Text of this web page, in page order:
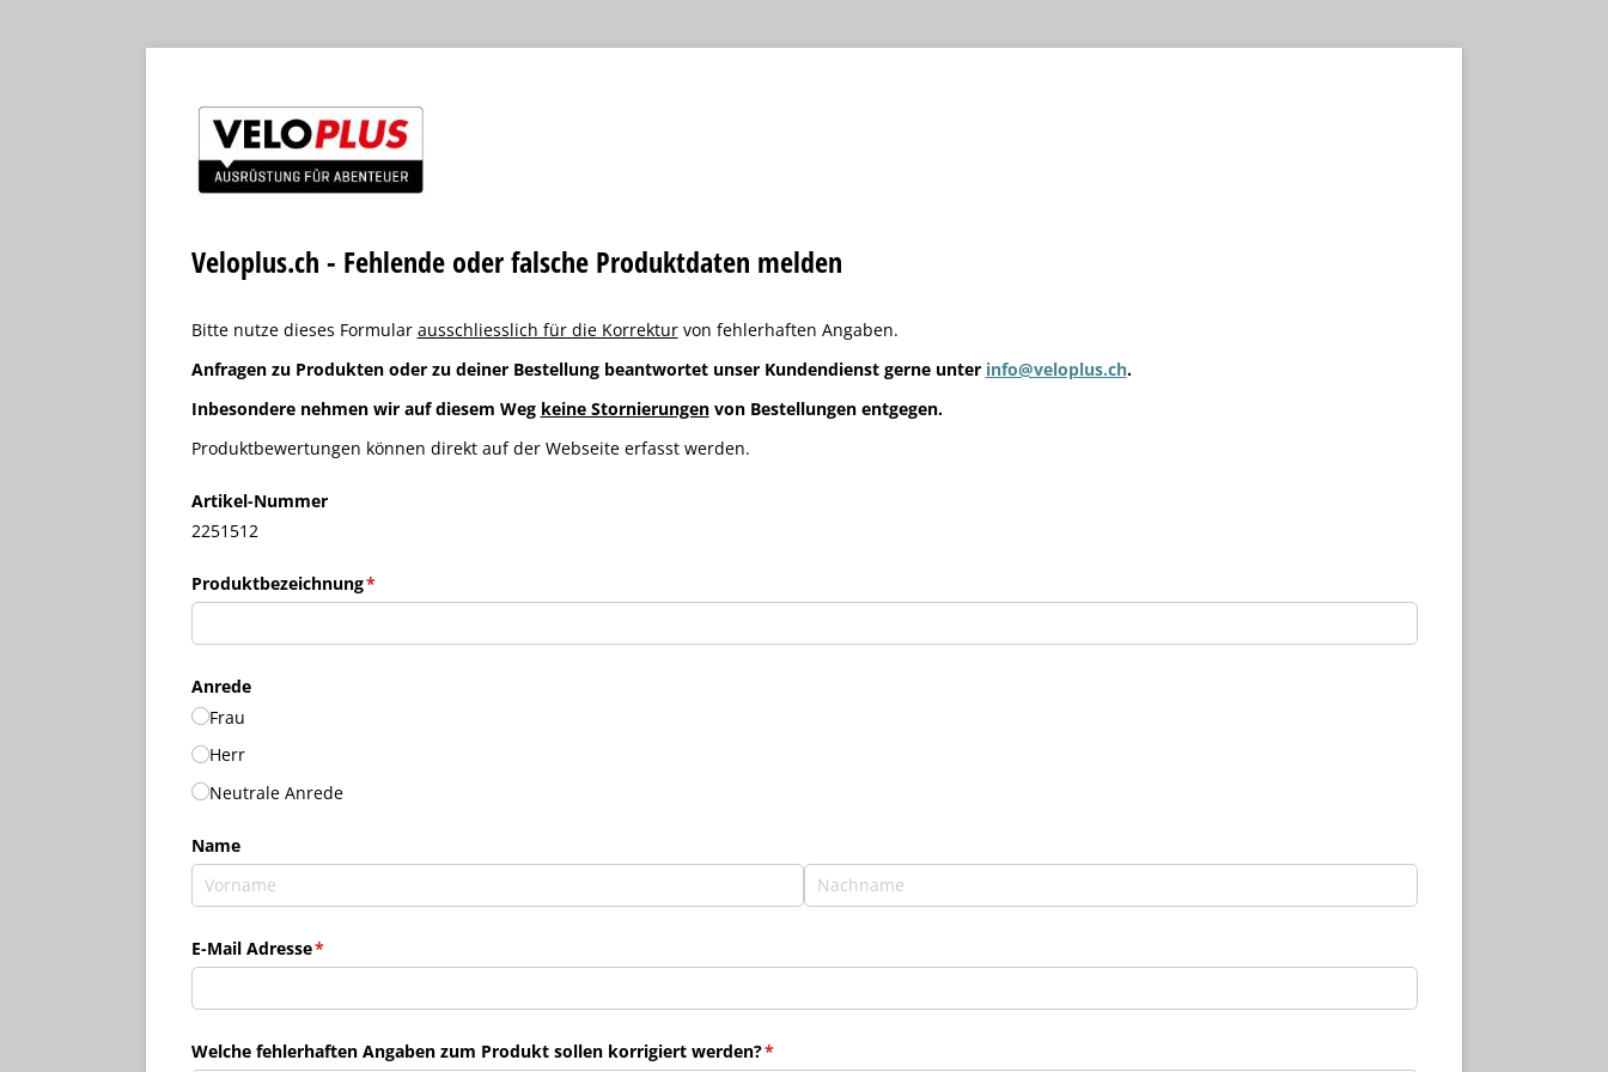
Veloplus.ch - Fehlende oder falsche Produktdaten melden
Bitte nutze dieses Formular ausschliesslich für die Korrekturvon fehlerhaften Angaben.
Anfragen zu Produkten oder zu deiner Bestellung beantwortet unser Kundendienst gerne unter info@veloplus.ch.
Inbesondere nehmen wir auf diesem Weg keine Stornierungenvon Bestellungen entgegen.
Produktbewertungen können direkt auf der Webseite erfasst werden.
Artikel-Nummer
2251512
Produktbezeichnung*
(erforderlich)
Anrede
Frau
Herr
Neutrale Anrede
Name
E-Mail Adresse*
(erforderlich)
Welche fehlerhaften Angaben zum Produkt sollen korrigiert werden?*
(erforderlich)